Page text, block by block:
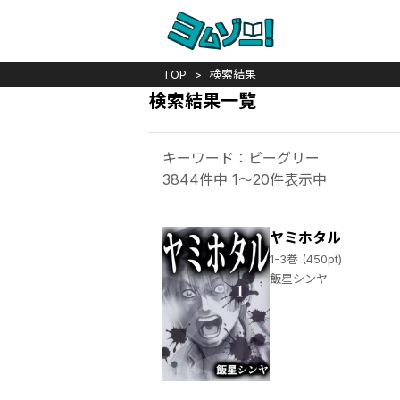
TOP 検索結果
検索結果一覧
キーワード：ビーグリー
3844件中 1～20件表示中
ヤミホタル
1-3巻 (450pt)
飯星シンヤ